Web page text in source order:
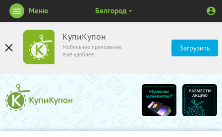
КупиКупон
Мобильное приложение
ещё удобнее
Загрузить
Меню Белгород